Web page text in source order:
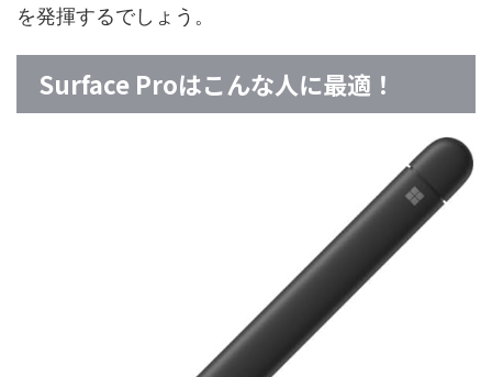
を発揮するでしょう。
Surface Proはこんな人に最適！